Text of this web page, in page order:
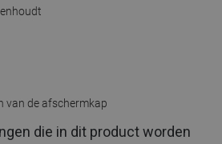
van de afschermkap
die in dit product worden